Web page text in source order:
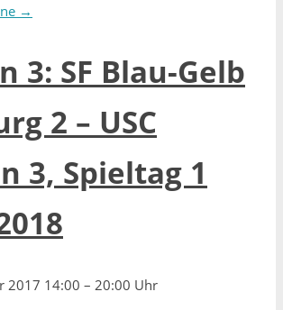
→
3: SF Blau-Gelb
2 – USC
3, Spieltag 1
2017 14:00 – 20:00 Uhr